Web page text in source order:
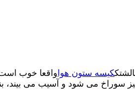
کیسه ستون هوا واقعا خوب
سوراخ می شود و آسیب می بیند،